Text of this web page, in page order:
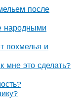
после
народными
похмелья и
мне это сделать?